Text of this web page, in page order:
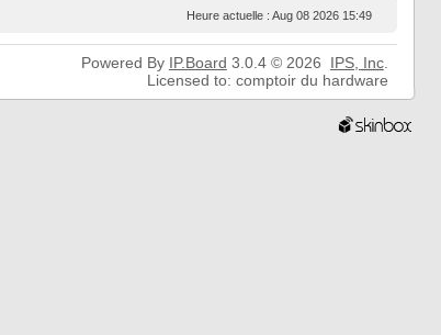
Heure actuelle : Aug 08 2026 15:49
Powered By IP.Board 3.0.4 © 2026 IPS, Inc.
Licensed to: comptoir du hardware